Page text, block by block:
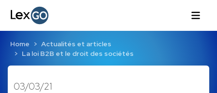
Home
Actualités et articles
La loi B2B et le droit des sociétés
03/03/21